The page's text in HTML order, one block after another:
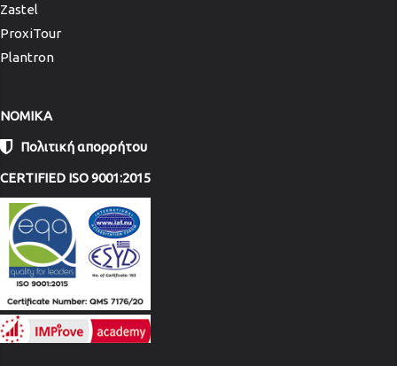
Zastel
ProxiTour
Plantron
NOMIKA
Πολιτική απορρήτου
CERTIFIED ISO 9001:2015